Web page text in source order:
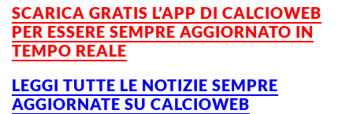
SCARICA GRATIS L’APP DI CALCIOWEB
PER ESSERE SEMPRE AGGIORNATO IN
TEMPO REALE
LEGGI TUTTE LE NOTIZIE SEMPRE
AGGIORNATE SU CALCIOWEB